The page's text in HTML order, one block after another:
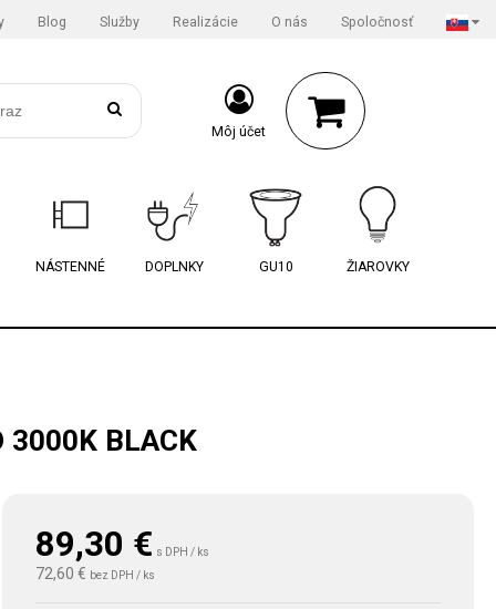
Blog Služby Realizácie O nás Spoločnosť
Môj účet
NÁSTENNÉ DOPLNKY GU10 ŽIAROVKY
3000K BLACK
89,30 € s DPH / ks
72,60 € bez DPH / ks